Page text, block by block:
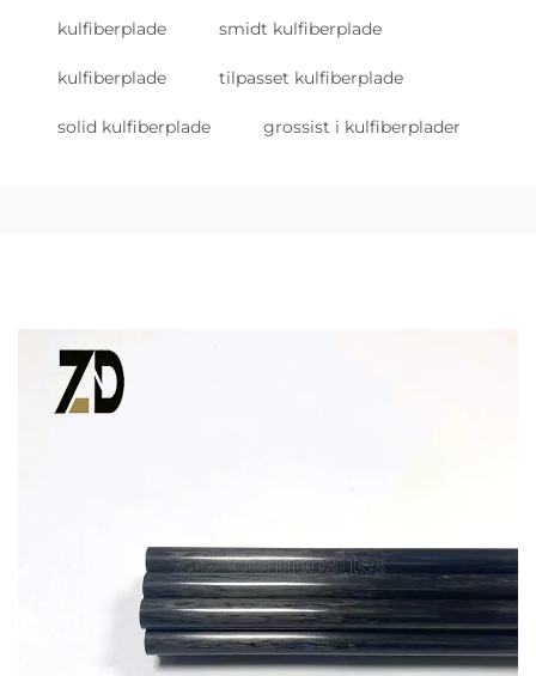
kulfiberplade smidt kulfiberplade
kulfiberplade tilpasset kulfiberplade
solid kulfiberplade grossist i kulfiberplader